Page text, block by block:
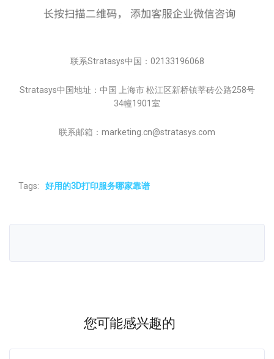
联系Stratasys中国：02133196068
Stratasys中国地址：中国 上海市 松江区新桥镇莘砖公路258号
34幢1901室
联系邮箱：marketing.cn@stratasys.com
Tags: 好用的3D打印服务哪家靠谱
您可能感兴趣的